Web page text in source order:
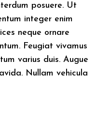
posuere. Ut
integer enim
neque ornare
Feugiat vivamus
varius duis. Augue
Nullam vehicula